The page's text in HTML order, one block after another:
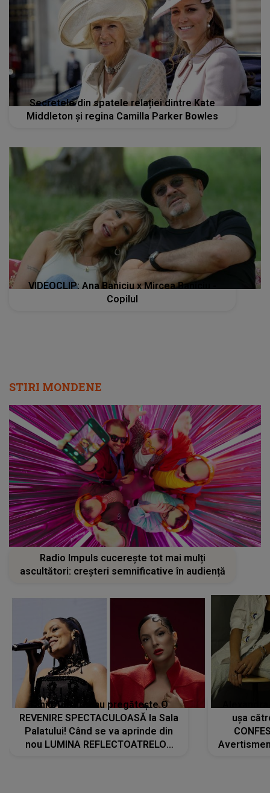
Secretele din spatele relației dintre Kate
Middleton și regina Camilla Parker Bowles
VIDEOCLIP: Ana Baniciu x Mircea Baniciu -
Copilul
STIRI MONDENE
Radio Impuls cucerește tot mai mulți
ascultători: creșteri semnificative în audiență
Tania Turtureanu pregătește O
REVENIRE SPECTACULOASĂ la Sala
Palatului! Când se va aprinde din
nou LUMINA REFLECTOATRELOR
ușa